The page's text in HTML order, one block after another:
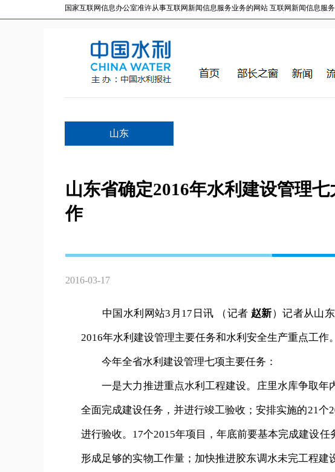
国家互联网信息办公室准许从事互联网新闻信息服务业务的网站 互联网新闻信息服
山东
山东省确定2016年水利建设管理
作
2016-03-17
中国水利网站3月17日讯 （记者 赵新）记者从山
2016年水利建设管理主要任务和水利安全生产重点工作。
今年全省水利建设管理七项主要任务：
一是大力推进重点水利工程建设。庄里水库争取年
全面完成建设任务，并进行竣工验收；安排实施的21
进行验收。17个2015年项目，年底前要基本完成建设
形成足够的实物工作量；加快推进胶东调水未完工程